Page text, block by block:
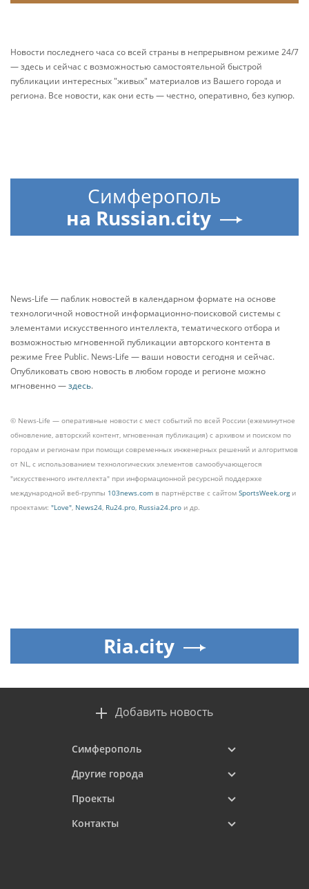
Новости последнего часа со всей страны в непрерывном режиме 24/7
— здесь и сейчас с возможностью самостоятельной быстрой
публикации интересных "живых" материалов из Вашего города и
региона. Все новости, как они есть — честно, оперативно, без купюр.
Симферополь
на Russian.city
News-Life — паблик новостей в календарном формате на основе
технологичной новостной информационно-поисковой системы с
элементами искусственного интеллекта, тематического отбора и
возможностью мгновенной публикации авторского контента в
режиме Free Public. News-Life — ваши новости сегодня и сейчас.
Опубликовать свою новость в любом городе и регионе можно
мгновенно —здесь.
© News-Life — оперативные новости с мест событий по всей России (ежеминутное
обновление, авторский контент, мгновенная публикация) с архивом и поиском по
городам и регионам при помощи современных инженерных решений и алгоритмов
от NL, с использованием технологических элементов самообучающегося
"искусственного интеллекта" при информационной ресурсной поддержке
международной веб-группы 103news.com в партнёрстве с сайтом SportsWeek.orgи
проектами: "Love", News24, Ru24.pro, Russia24.pro и др.
Ria.city
Добавить новость
Симферополь
Другие города
Проекты
Контакты